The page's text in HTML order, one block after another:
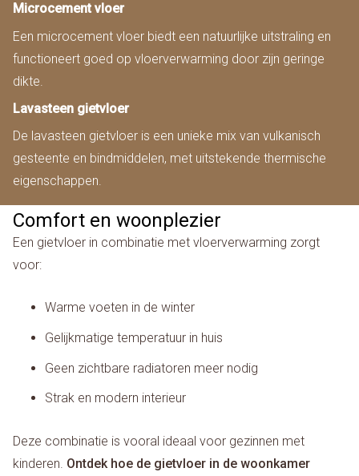
Microcement vloer
Een microcement vloer biedt een natuurlijke uitstraling en
functioneert goed op vloerverwarming door zijn geringe
dikte.
Lavasteen gietvloer
De lavasteen gietvloer is een unieke mix van vulkanisch
gesteente en bindmiddelen, met uitstekende thermische
eigenschappen.
Comfort en woonplezier
Een gietvloer in combinatie met vloerverwarming zorgt
voor:
Warme voeten in de winter
Gelijkmatige temperatuur in huis
Geen zichtbare radiatoren meer nodig
Strak en modern interieur
Deze combinatie is vooral ideaal voor gezinnen met
kinderen. Ontdek hoe de gietvloer in de woonkamer